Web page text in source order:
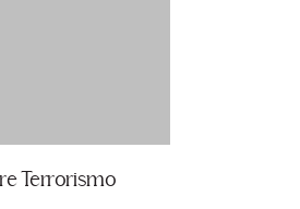
Terrorismo